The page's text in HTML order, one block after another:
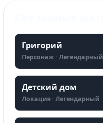
Григорий
Персонаж · Легендарный
Детский дом
Локация · Легендарный